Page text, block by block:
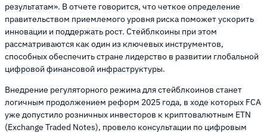
результатам». В отчете говорится, что четкое определение
правительством приемлемого уровня риска поможет ускорить
инновации и поддержать рост. Стейблкоины при этом
рассматриваются как один из ключевых инструментов,
способных обеспечить стране лидерство в развитии глобальной
цифровой финансовой инфраструктуры.
Внедрение регуляторного режима для стейблкоинов станет
логичным продолжением реформ 2025 года, в ходе которых FCA
уже допустило розничных инвесторов к криптовалютным ETN
(Exchange Traded Notes), провело консультации по цифровым